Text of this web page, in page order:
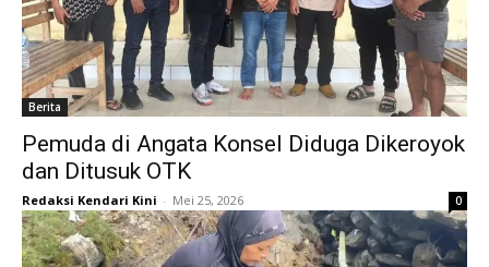
Berita
Pemuda di Angata Konsel Diduga Dikeroyok
dan Ditusuk OTK
Redaksi Kendari Kini - Mei 25, 2026 0